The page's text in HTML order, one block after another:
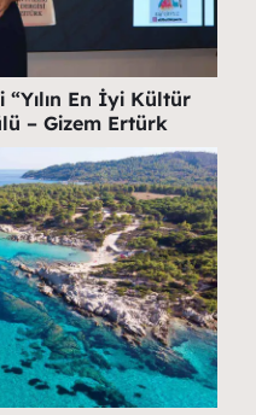
“Yılın En İyi Kültür
– Gizem Ertürk